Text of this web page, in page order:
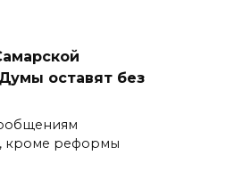
оставят без
кроме реформы